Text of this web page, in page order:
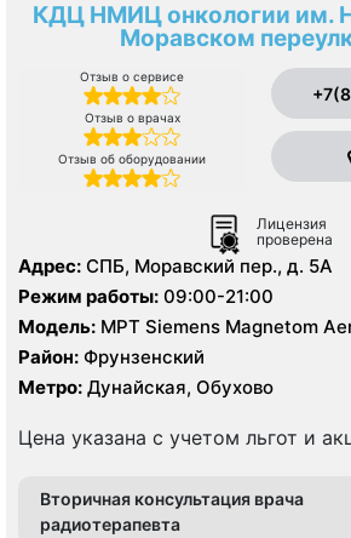
КДЦ НМИЦ онкологии им.
Моравском
Отзыв о сервисе
Отзыв о врачах
Отзыв об оборудовании
Лицензия
проверена
Адрес: СПБ, Моравский пер., д. 5А
Режим работы: 09:00-21:00
Модель: МРТ Siemens Magnetom
GE Signa Excite HD 1,5 Tесла, МСКТ
64-среза МСКТ Philips Ingenuity
экспертного класса, цифровой
Район: Фрунзенский
Метро: Дунайская, Обухово
Цена указана с учетом льгот и
Вторичная консультация врача
радиотерапевта